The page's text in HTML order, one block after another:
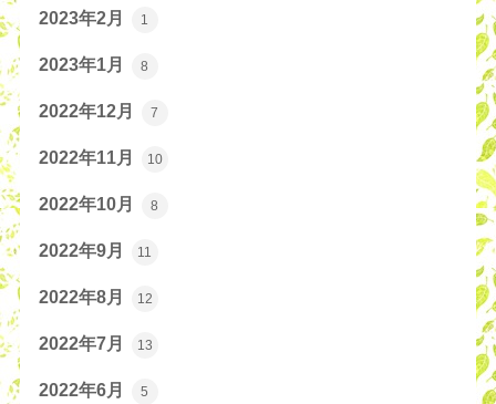
2023年2月 1
2023年1月 8
2022年12月 7
2022年11月 10
2022年10月 8
2022年9月 11
2022年8月 12
2022年7月 13
2022年6月 5